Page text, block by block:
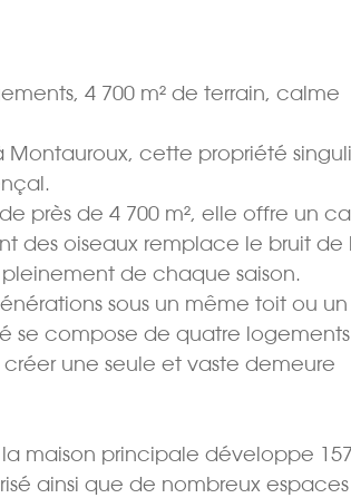
4 700 m² de terrain, calme
Montauroux, cette propriété
près de 4 700 m², elle offre un
des oiseaux remplace le bruit de
de chaque saison.
sous un même toit ou un
se compose de quatre logements
une seule et vaste demeure
maison principale développe
ainsi que de nombreux